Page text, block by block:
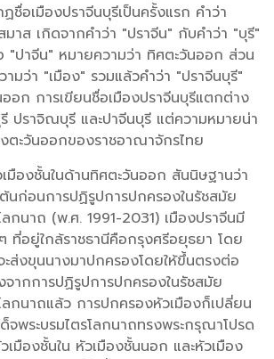
ชื่อเมืองปราจีนบุรีเป็นครั้งแรก คำว่า
มาส เกิดจากคำว่า "ปราจีน" กับคำว่า "บุรี"
"ปาจีน" หมายความว่า ทิศตะวันออก ส่วน
มว่า "เมือง" รวมแล้วคำว่า "ปราจีนบุรี"
อก การเขียนชื่อเมืองปราจีนบุรีแตกต่าง
ปราจิณบุรี และปาจีนบุรี แต่ความหมายน่า
ตะวันออกของราชอาณาจักรไทย
เมืองชั้นในด้านทิศตะวันออก สันนิษฐานว่า
ก่อนการปฏิรูปการปกครองในรัชสมัย
ลกนาถ (พ.ศ. 1991-2031) เมืองปราจีนมี
ที่อยู่ใกล้ราชธานีคือกรุงศรีอยุธยา โดย
ส่งขุนนางมาปกครองโดยให้ขึ้นตรงต่อ
จากการปฏิรูปการปกครองในรัชสมัย
ลกนาถแล้ว การปกครองหัวเมืองก็เปลี่ยน
จพระบรมไตรโลกนาถทรงพระกรุณาโปรด
เมืองชั้นใน หัวเมืองชั้นนอก และหัวเมือง